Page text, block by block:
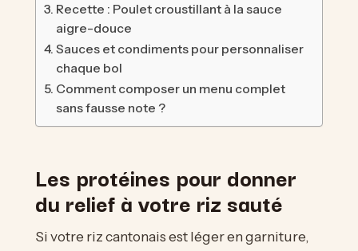
Recette : Poulet croustillant à la sauce
aigre-douce
Sauces et condiments pour personnaliser
chaque bol
Comment composer un menu complet
sans fausse note ?
Les protéines pour donner
du relief à votre riz sauté
Si votre riz cantonais est léger en garniture,